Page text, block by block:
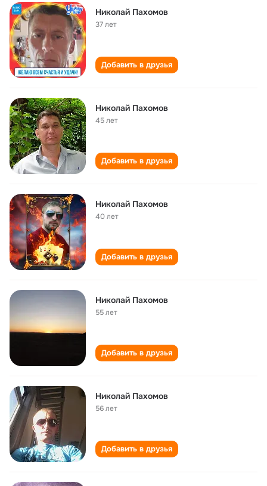
Николай Пахомов
37 лет
Добавить в друзья
Николай Пахомов
45 лет
Добавить в друзья
Николай Пахомов
40 лет
Добавить в друзья
Николай Пахомов
55 лет
Добавить в друзья
Николай Пахомов
56 лет
Добавить в друзья